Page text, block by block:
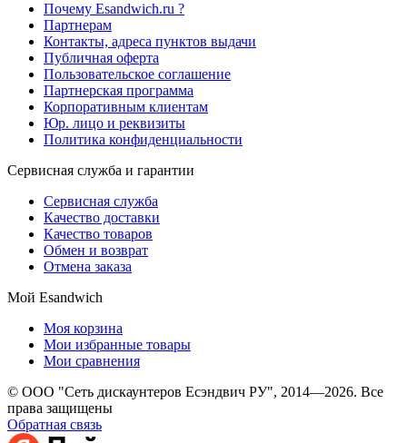
Почему Esandwich.ru ?
Партнерам
Контакты, адреса пунктов выдачи
Публичная оферта
Пользовательское соглашение
Партнерская программа
Корпоративным клиентам
Юр. лицо и реквизиты
Политика конфиденциальности
Сервисная служба и гарантии
Сервисная служба
Качество доставки
Качество товаров
Обмен и возврат
Отмена заказа
Мой Esandwich
Моя корзина
Мои избранные товары
Мои сравнения
© ООО "Сеть дискаунтеров Есэндвич РУ", 2014—2026. Все
права защищены
Обратная связь